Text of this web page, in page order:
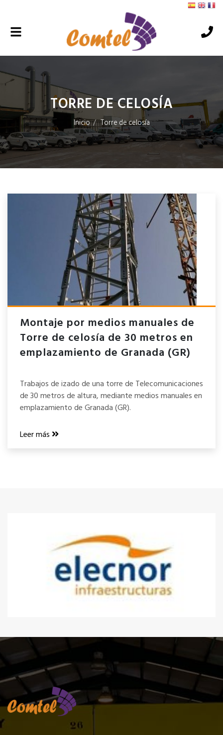
Alternar
navegación
TORRE DE CELOSÍA
Inicio Torre de celosía
Montaje por medios manuales de
Torre de celosía de 30 metros en
emplazamiento de Granada (GR)
Trabajos de izado de una torre de Telecomunicaciones
de 30 metros de altura, mediante medios manuales en
emplazamiento de Granada (GR).
Leer más